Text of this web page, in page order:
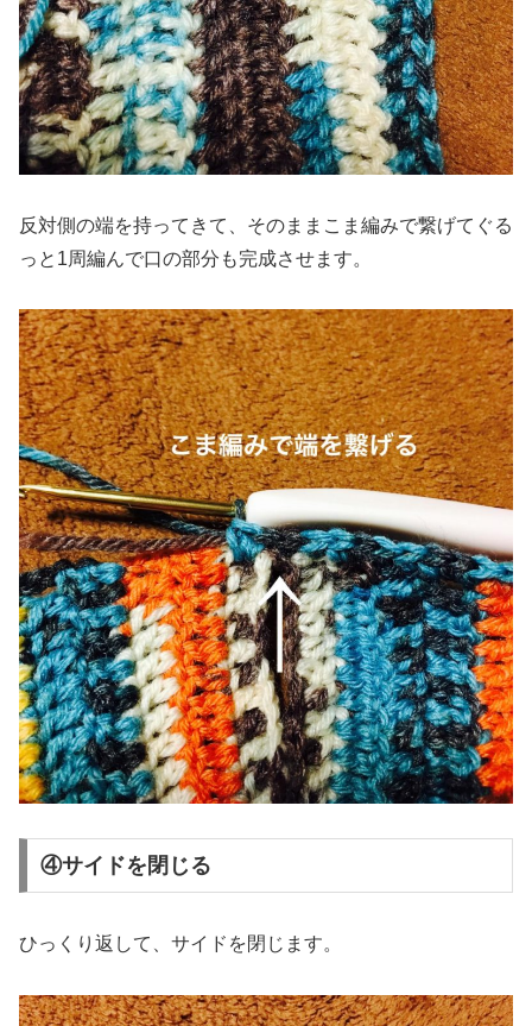
反対側の端を持ってきて、そのままこま編みで繋げてぐる
っと1周編んで口の部分も完成させます。
④サイドを閉じる
ひっくり返して、サイドを閉じます。